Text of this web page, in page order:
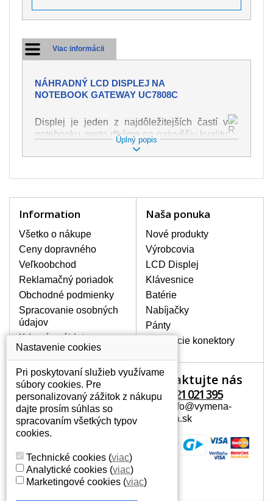
Viac informácii
NÁHRADNÝ LCD DISPLEJ NA
NOTEBOOK GATEWAY UC7808C
Displej je jeden z najdôležitejších častí v
notebooku, preto dbáme na najvyššiu kvalitu
tohto náhradného dielu. Slúži k
zobrazovaniu textu či obrazu v rôznej
najväčšou opatrnosťou. Medzi najčastejšie
poškodenie napr. prasklinu alebo
poškrábanie. Ďalej zvislé pruhy, nesvietiaci
displej, preblikávanie alebo nerovnomerný
jas.
LCD DISPLEJE NAJVYŠŠEJ
KVALITY !
Skladom držíme len originálne displeje, ktoré
spĺňajú vysokú kvalitu triedy A+ bez chybných
pixelov a to po celú dobu záruky.
AKO ZISTÍTE AKÝ POTREBUJETE
DISPLEJ PRE SVOJ NOTEBOOK?
Displej je možné dohľadať podľa modelu
notebooku, ktorý je uvedený na spodnej
strane notebooku na štítku alebo pod
batériou. Býva tiež znázornený na
rámčeku alebo pri klávesnici. V prípade,
že máte displej demontovaný, dohľadáte
to vďaka modelovému označeniu z
displeja, ktoré sa nachádza na štítku pri
EAN kóde.
Úplný popis
Information
Všetko o nákupe
Ceny dopravného
Veľkoobchod
Reklamačný poriadok
Obchodné podmienky
Spracovanie osobných
údajov
Kde nás nájdete
Naša ponuka
Nové produkty
Výrobcovia
LCD Displej
Klávesnice
Batérie
Nabíjačky
Pánty
Napájacie konektory
Váš účet
Váš účet
Osobné informácie
Adresy
Kontaktujte nás
+421 221 021 395
Mail: info@vymena-
displeja.sk
Nastavenie cookies
Pri poskytovaní služieb využívame
súbory cookies. Pre
personalizovaný zážitok z nákupu
dajte prosím súhlas so
spracovaním všetkých typov
cookies.
Technické cookies (viac)
Analytické cookies (viac)
Marketingové cookies (viac)